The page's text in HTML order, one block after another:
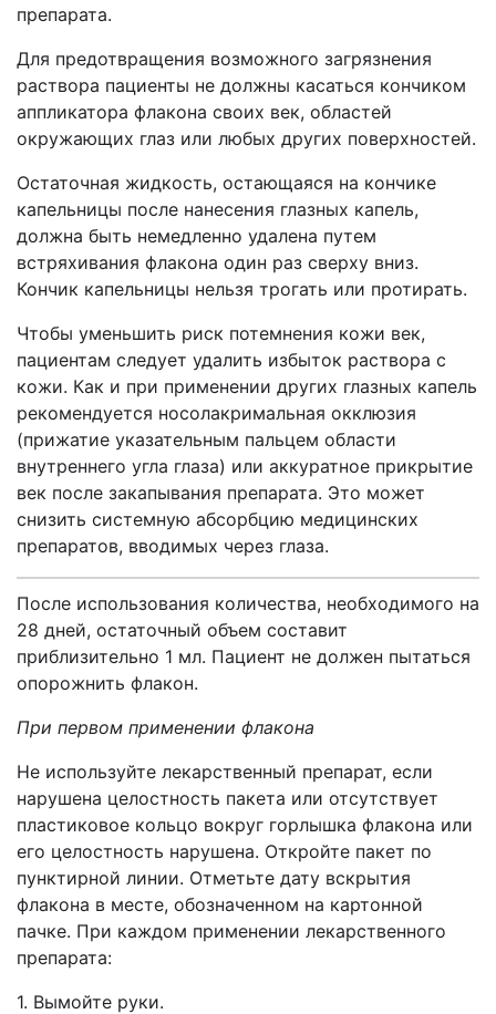
препарата.
Для предотвращения возможного загрязнения
раствора пациенты не должны касаться кончиком
аппликатора флакона своих век, областей
окружающих глаз или любых других поверхностей.
Остаточная жидкость, остающаяся на кончике
капельницы после нанесения глазных капель,
должна быть немедленно удалена путем
встряхивания флакона один раз сверху вниз.
Кончик капельницы нельзя трогать или протирать.
Чтобы уменьшить риск потемнения кожи век,
пациентам следует удалить избыток раствора с
кожи. Как и при применении других глазных капель
рекомендуется носолакримальная окклюзия
(прижатие указательным пальцем области
внутреннего угла глаза) или аккуратное прикрытие
век после закапывания препарата. Это может
снизить системную абсорбцию медицинских
препаратов, вводимых через глаза.
После использования количества, необходимого на
28 дней, остаточный объем составит
приблизительно 1 мл. Пациент не должен пытаться
опорожнить флакон.
При первом применении флакона
Не используйте лекарственный препарат, если
нарушена целостность пакета или отсутствует
пластиковое кольцо вокруг горлышка флакона или
его целостность нарушена. Откройте пакет по
пунктирной линии. Отметьте дату вскрытия
флакона в месте, обозначенном на картонной
пачке. При каждом применении лекарственного
препарата:
1. Вымойте руки.